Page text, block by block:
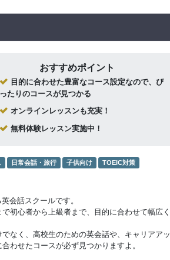
おすすめポイント
目的に合わせた豊富なコース設定なので、ぴ
たりのコースが見つかる
オンラインレッスンも充実！
無料体験レッスン実施中！
日常会話・旅行 子供向け TOEIC対策
会話スクールです。
初心者から上級者まで、目的に合わせて幅広く
なく、高校生のための英会話や、キャリアアッ
わせたコースが必ず見つかりますよ。